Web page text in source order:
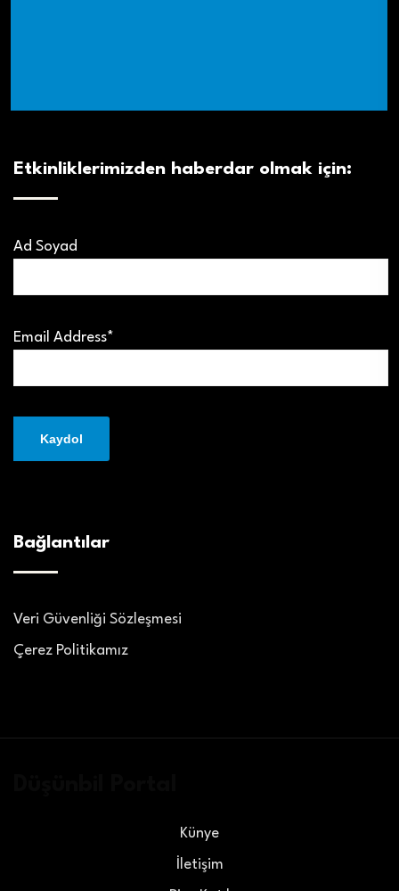
Etkinliklerimizden haberdar olmak için:
Ad Soyad
Email Address*
Bağlantılar
Veri Güvenliği Sözleşmesi
Çerez Politikamız
Künye
İletişim